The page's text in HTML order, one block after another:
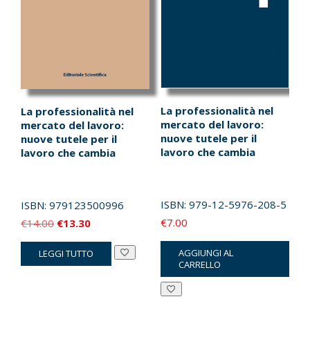
La professionalità nel
mercato del lavoro:
nuove tutele per il
lavoro che cambia
ISBN: 979123500996
€14.00 Il
prezzo
originale
€13.30Il
prezzo
attuale
LEGGI TUTTO
La professionalità nel
mercato del lavoro:
nuove tutele per il
lavoro che cambia
ISBN: 979-12-5976-208-5
€7.00
AGGIUNGI AL
CARRELLO